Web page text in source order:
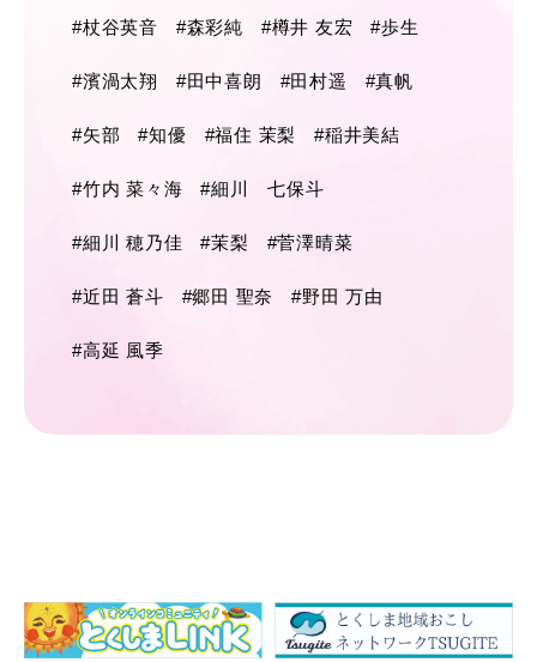
#杖谷英音 #森彩純 #樽井 友宏 #歩生
#濱渦太翔 #田中喜朗 #田村遥 #真帆
#矢部 #知優 #福住 茉梨 #稲井美結
#竹内 菜々海 #細川 七保斗
#細川 穂乃佳 #茉梨 #菅澤晴菜
#近田 蒼斗 #郷田 聖奈 #野田 万由
#高延 風季